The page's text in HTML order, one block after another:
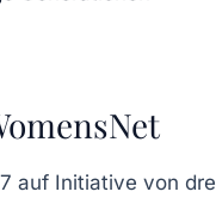
auf Initiative von